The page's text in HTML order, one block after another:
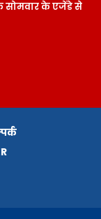
सोमवार के एजेंडे से